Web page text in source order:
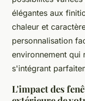
élégantes aux
chaleur et
personnalisation
environnement qui
s'intégrant
L'impact des